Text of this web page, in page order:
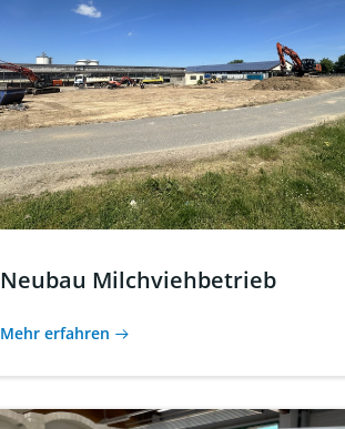
Neubau Milchviehbetrieb
Mehr erfahren